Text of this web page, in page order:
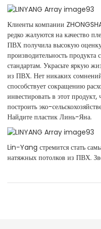
Клиенты компании
редко жалуются на качество
ПВХ получила высокую
производительность продукта
стандартам. Украсьте яркую
из ПВХ. Нет никаких
способствует сокращению
инвестировать в этот
построить эко-
Найдите пластик Линь-Яна.
Lin-Yang стремится стать
натяжных потолков из ПВХ.